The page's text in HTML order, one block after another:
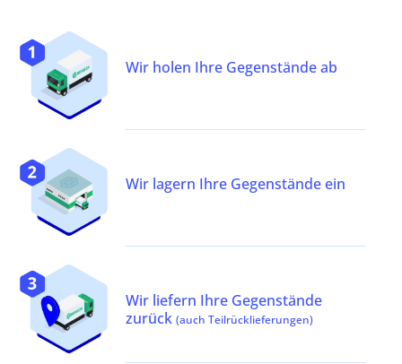
Wir holen Ihre Gegenstände ab
Wir lagern Ihre Gegenstände ein
Wir liefern Ihre Gegenstände
zurück (auch Teilrücklieferungen)